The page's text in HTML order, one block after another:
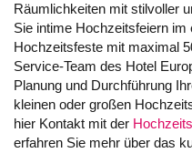
Räumlichkeiten mit stilvoller
Sie intime Hochzeitsfeiern
Hochzeitsfeste mit maximal
Service-Team des Hotel
Planung und Durchführung
kleinen oder großen
hier Kontakt mit der
erfahren Sie mehr über das